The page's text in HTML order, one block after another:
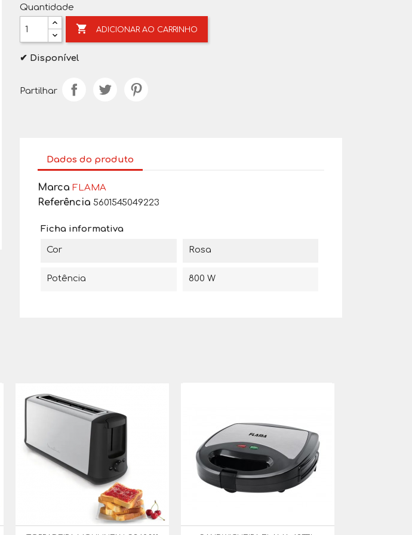
Quantidade
 ADICIONAR AO CARRINHO
✔ Disponível
Partilhar
Dados do produto
Marca FLAMA
Referência 5601545049223
Ficha informativa
Cor Rosa
Potência 800 W